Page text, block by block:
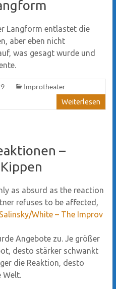
Langform entlastet die
aber eben nicht
was gesagt wurde und
Improtheater
Weiterlesen
–
as absurd as the reaction
refuses to be affected,
White – The Improv
Angebote zu. Je größer
desto stärker schwankt
die Reaktion, desto
Welt.